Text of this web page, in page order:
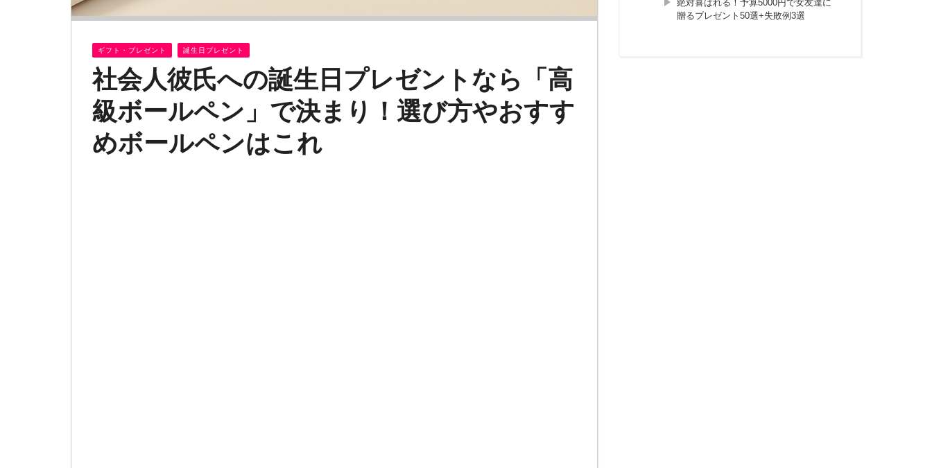
ギフト・プレゼント 誕生日プレゼント
社会人彼氏への誕生日プレゼントなら「高
級ボールペン」で決まり！選び方やおすす
めボールペンはこれ
絶対喜ばれる！予算5000円で女友達に
贈るプレゼント50選+失敗例3選